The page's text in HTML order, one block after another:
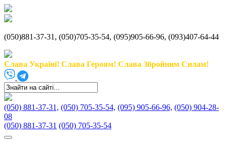
(050)881-37-31, (050)705-35-54, (095)905-66-96, (093)407-64-44
Слава Україні! Слава Героям! Слава Збройним Силам!
(050) 881-37-31, (050) 705-35-54, (095) 905-66-96, (050) 904-28-
08
(050) 881-37-31 (050) 705-35-54